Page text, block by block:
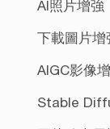
AI照片增強
下載圖片增
AIGC影像
Stable